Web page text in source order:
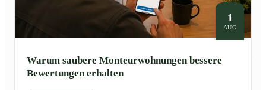
1
AUG
Warum saubere Monteurwohnungen bessere
Bewertungen erhalten